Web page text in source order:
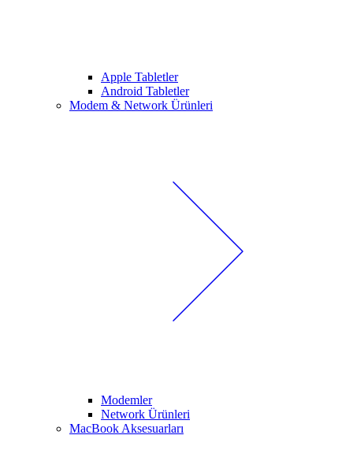
Apple Tabletler
Android Tabletler
Modem & Network Ürünleri
Modemler
Network Ürünleri
MacBook Aksesuarları